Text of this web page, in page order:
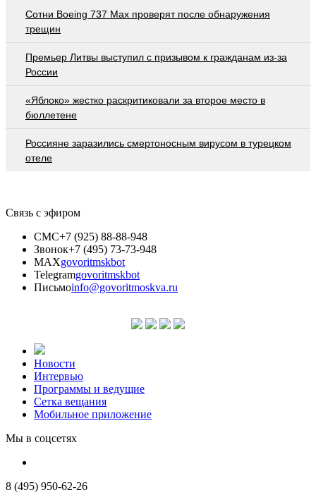
Сотни Boeing 737 Max проверят после обнаружения
трещин
Премьер Литвы выступил с призывом к гражданам из-за
России
«Яблоко» жестко раскритиковали за второе место в
бюллетене
Россияне заразились смертоносным вирусом в турецком
отеле
Связь с эфиром
СМС+7 (925) 88-88-948
Звонок+7 (495) 73-73-948
MAXgovoritmskbot
Telegramgovoritmskbot
Письмоinfo@govoritmoskva.ru
Новости
Интервью
Программы и ведущие
Сетка вещания
Мобильное приложение
Мы в соцсетях
8 (495) 950-62-26